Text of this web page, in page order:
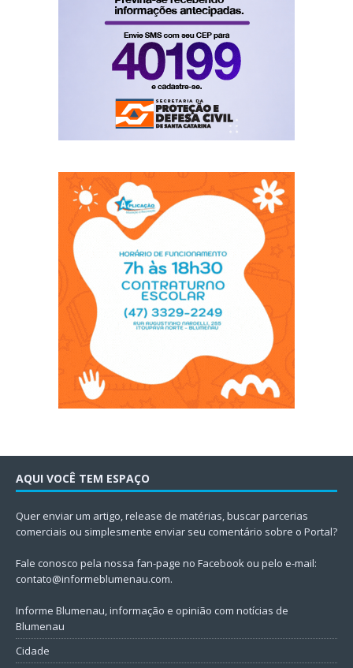
AQUI VOCÊ TEM ESPAÇO
Quer enviar um artigo, release de matérias, buscar parcerias
comerciais ou simplesmente enviar seu comentário sobre o Portal?
Fale conosco pela nossa fan-page no Facebook ou pelo e-mail:
contato@informeblumenau.com.
Informe Blumenau, informação e opinião com notícias de
Blumenau
Cidade